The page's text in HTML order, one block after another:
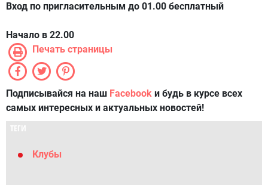
Вход по пригласительным до 01.00 бесплатный
Начало в 22.00
Печать страницы
Подписывайся на наш Facebook и будь в курсе всех
самых интересных и актуальных новостей!
ТЕГИ
Клубы